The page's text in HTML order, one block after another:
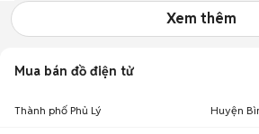
Xem thêm
Mua bán đồ điện tử
Thành phố Phủ Lý Huyện